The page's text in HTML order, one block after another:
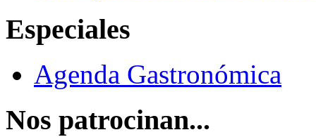
Especiales
Agenda Gastronómica
Nos patrocinan...